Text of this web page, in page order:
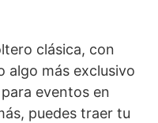
clásica, con
algo más exclusivo
eventos en
puedes traer tu